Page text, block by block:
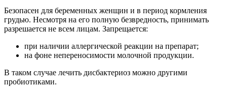
Безопасен для беременных женщин и в период кормления
грудью. Несмотря на его полную безвредность, принимать
разрешается не всем лицам. Запрещается:
при наличии аллергической реакции на препарат;
на фоне непереносимости молочной продукции.
В таком случае лечить дисбактериоз можно другими
пробиотиками.